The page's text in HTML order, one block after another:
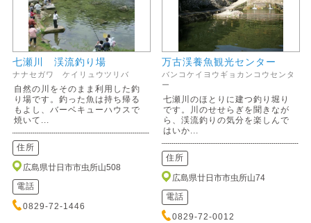
七瀬川 渓流釣り場
ナナセガワ ケイリュウツリバ
自然の川をそのまま利用した釣
り場です。釣った魚は持ち帰る
もよし、バーベキューハウスで
焼いて...
住所
広島県廿日市市虫所山508
電話
0829-72-1446
万古渓養魚観光センター
バンコケイヨウギョカンコウセンタ
ー
七瀬川のほとりに建つ釣り堀り
です。川のせせらぎを聞きなが
ら、渓流釣りの気分を楽しんで
はいか...
住所
広島県廿日市市虫所山74
電話
0829-72-0012